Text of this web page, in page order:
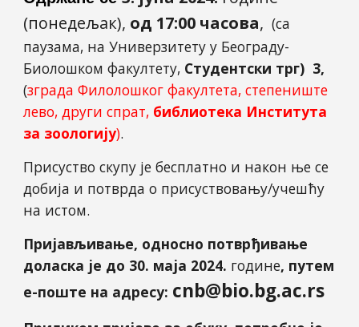
(понедељак), од 17:00 часова, (са
паузама, на Универзитету у Београду-
Биолошком факултету, Студентски трг) 3,
(зграда Филолошког факултета, степениште
лево, други спрат, библиотека Института
за зоологију).
Присуство скупу је бесплатно и након ње се
добија и потврда о присуствовању/учешћу
на истом.
Пријављивање, односно потврђивање
доласка је до 30. маја 2024. године, путем
е-поште на адресу: cnb@bio.bg.ac.rs